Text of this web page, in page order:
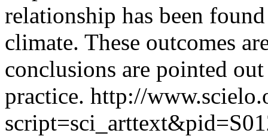
relationship has been
climate. These outcomes
conclusions are pointed
practice. http://